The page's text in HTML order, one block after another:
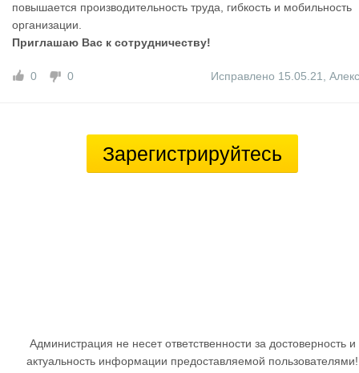
повышается производительность труда, гибкость и мобильность
организации.
Приглашаю Вас к сотрудничеству!
0 0 Исправлено 15.05.21
Зарегистрируйтесь
Администрация не несет ответственности за достоверность и
актуальность информации предоставляемой пользователями!